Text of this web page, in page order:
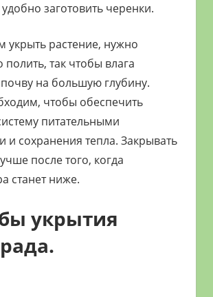
заготовить черенки.
укрыть растение, нужно
так чтобы влага
на большую глубину.
чтобы обеспечить
питательными
и сохранения тепла. Закрывать
после того, когда
станет ниже.
укрытия